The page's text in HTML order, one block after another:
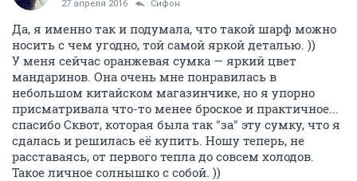
27 апреля 2016 Сифон
Да, я именно так и подумала, что такой шарф можно
носить с чем угодно, той самой яркой деталью. ))
У меня сейчас оранжевая сумка — яркий цвет
мандаринов. Она очень мне понравилась в
небольшом китайском магазинчике, но я упорно
присматривала что-то менее броское и практичное...
спасибо Сквот, которая была так "за" эту сумку, что я
сдалась и решилась её купить. Ношу теперь, не
расставаясь, от первого тепла до совсем холодов.
Такое личное солнышко с собой. ))